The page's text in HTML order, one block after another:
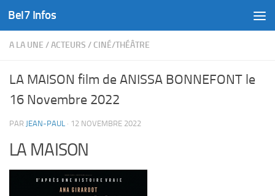
Skip to content
Bel7 Infos
A LA UNE /ACTEURS / CINÉ/THÉÂTRE
LA MAISON film de ANISSA BONNEFONT le
16 Novembre 2022
PAR JEAN-PAUL · 12 NOVEMBRE 2022
LA MAISON